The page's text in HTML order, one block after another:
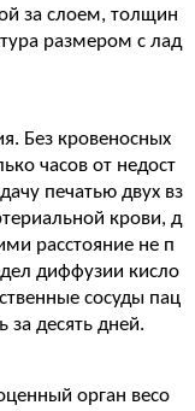
за слоем, толщин
размером с лад
Без кровеносных
часов от недост
печатью двух вз
крови, д
расстояние не п
диффузии кисло
сосуды пац
за десять дней.
орган весо